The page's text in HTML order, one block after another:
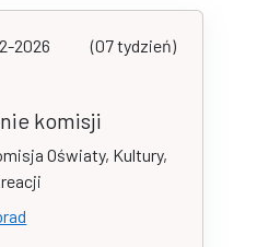
2026 (07 tydzień)
komisji
Oświaty, Kultury,